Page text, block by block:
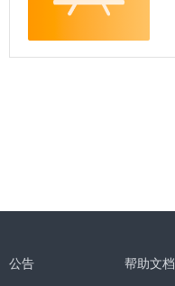
公告 帮助文档